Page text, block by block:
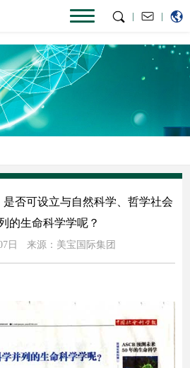
|
|
是否可设立与自然科学、哲学社会
的生命科学学呢？
日 来源：美宝国际集团